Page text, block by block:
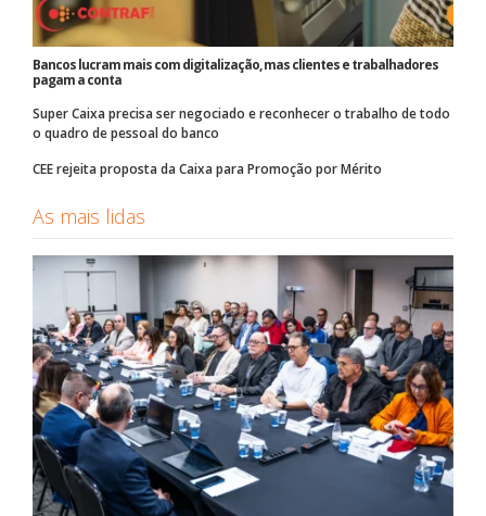
Bancos lucram mais com digitalização, mas clientes e trabalhadores
pagam a conta
Super Caixa precisa ser negociado e reconhecer o trabalho de todo
o quadro de pessoal do banco
CEE rejeita proposta da Caixa para Promoção por Mérito
As mais lidas